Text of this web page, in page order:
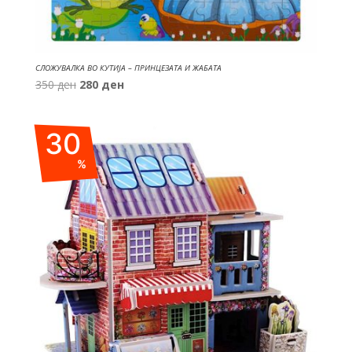
СЛОЖУВАЛКА ВО КУТИЈА – ПРИНЦЕЗАТА И ЖАБАТА
350ден Original
350 ден.
280 денCurrent
30
%